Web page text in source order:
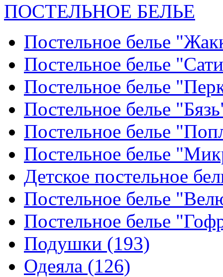
ПОСТЕЛЬНОЕ БЕЛЬЕ
Постельное белье
Постельное белье
Постельное белье
Постельное белье
Постельное белье
Постельное белье
Детское постельное
Постельное белье
Постельное белье
Подушки (193)
Одеяла (126)